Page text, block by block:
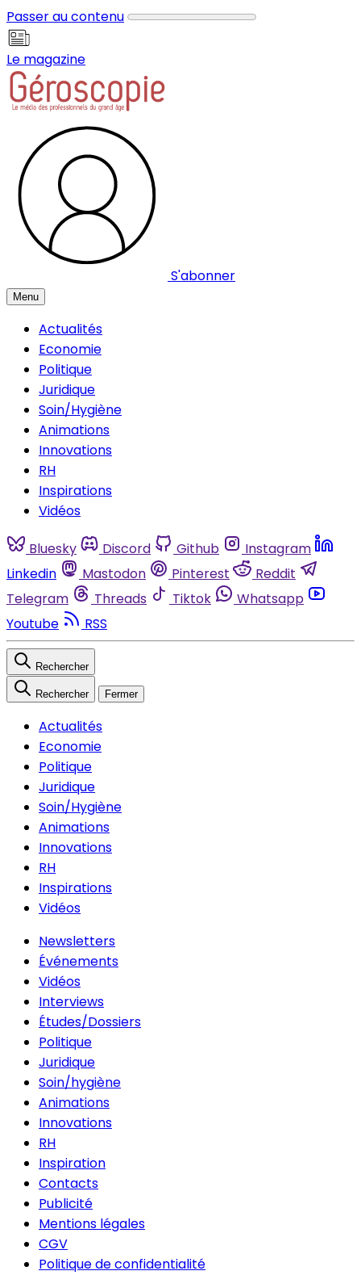
Passer au contenu
Le magazine
S'abonner
Menu
Actualités
Economie
Politique
Juridique
Soin/Hygiène
Animations
Innovations
RH
Inspirations
Vidéos
Bluesky Discord Github
Instagram
Linkedin
Mastodon Pinterest
Reddit
Telegram
Threads Tiktok
Whatsapp
Youtube
RSS
Rechercher
Rechercher Fermer
Actualités
Economie
Politique
Juridique
Soin/Hygiène
Animations
Innovations
RH
Inspirations
Vidéos
Newsletters
Événements
Vidéos
Interviews
Études/Dossiers
Politique
Juridique
Soin/hygiène
Animations
Innovations
RH
Inspiration
Contacts
Publicité
Mentions légales
CGV
Politique de confidentialité
Panneau de gestion des cookies